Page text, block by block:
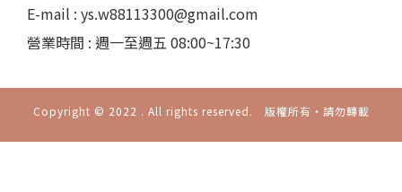
E-mail : ys.w88113300@gmail.com
營業時間 : 週一至週五 08:00~17:30
Copyright © 2022 . All rights reserved. 版權所有‧請勿轉載